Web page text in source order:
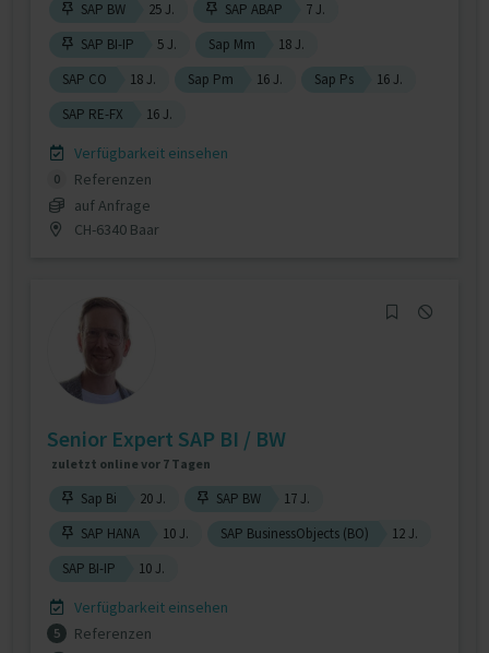
SAP BW 25 J. SAP ABAP
7 J.
SAP BI-IP
5 J. Sap Mm
18 J.
SAP CO
18 J. Sap Pm 16 J. Sap Ps
16 J.
SAP RE-FX
16 J.
Verfügbarkeit einsehen
0
Referenzen
auf Anfrage
CH-6340 Baar
Senior Expert SAP BI / BW
zuletzt online vor 7 Tagen
Sap Bi 20 J. SAP BW
17 J.
SAP HANA
10 J. SAP BusinessObjects (BO)
12 J.
SAP BI-IP
10 J.
Verfügbarkeit einsehen
5
Referenzen